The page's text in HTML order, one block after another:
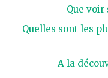
Que voir
Quelles sont les
A la